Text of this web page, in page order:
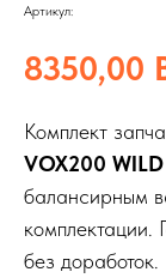
Артикул:
8350,00
Комплект
VOX200
балансирным
комплектации.
без доработок.